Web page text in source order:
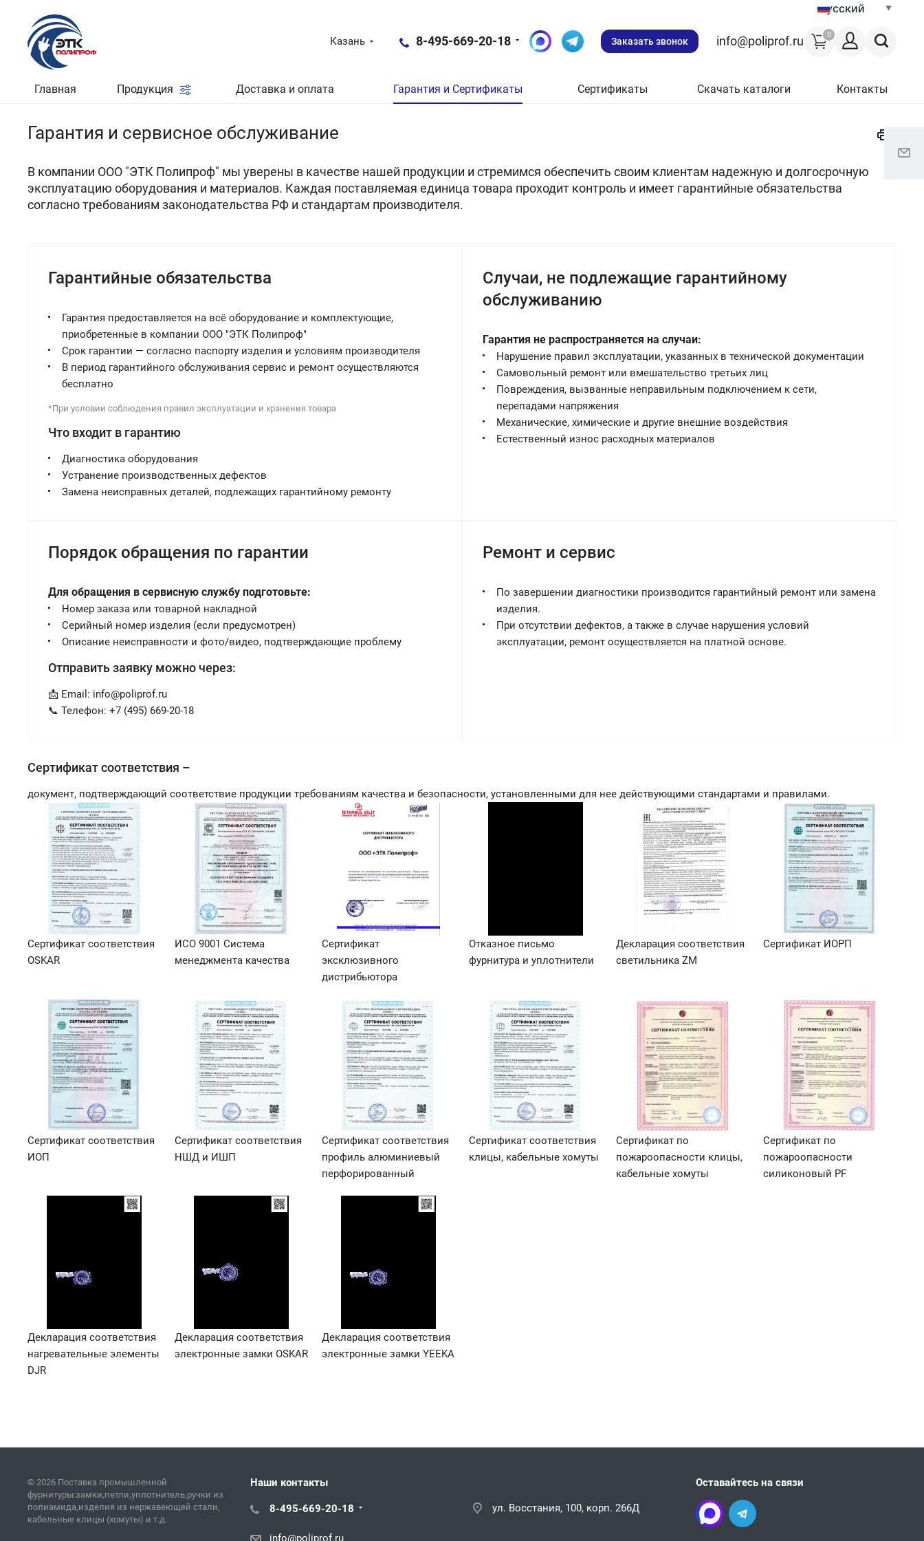
Русский
0
Казань 8-495-669-20-18 Заказать звонок info@poliprof.ru
Главная Продукция Доставка и оплата Гарантия и Сертификаты Сертификаты Скачать каталоги Контакты
Гарантия и сервисное обслуживание
В компании ООО "ЭТК Полипроф" мы уверены в качестве нашей продукции и стремимся обеспечить своим клиентам надежную и долгосрочную
эксплуатацию оборудования и материалов. Каждая поставляемая единица товара проходит контроль и имеет гарантийные обязательства
согласно требованиям законодательства РФ и стандартам производителя.
Гарантийные обязательства
Гарантия предоставляется на всё оборудование и комплектующие,
приобретенные в компании ООО "ЭТК Полипроф"
Срок гарантии — согласно паспорту изделия и условиям производителя
В период гарантийного обслуживания сервис и ремонт осуществляются
бесплатно
*При условии соблюдения правил эксплуатации и хранения товара
Что входит в гарантию
Диагностика оборудования
Устранение производственных дефектов
Замена неисправных деталей, подлежащих гарантийному ремонту
Случаи, не подлежащие гарантийному
обслуживанию
Гарантия не распространяется на случаи:
Нарушение правил эксплуатации, указанных в технической документации
Самовольный ремонт или вмешательство третьих лиц
Повреждения, вызванные неправильным подключением к сети,
перепадами напряжения
Механические, химические и другие внешние воздействия
Естественный износ расходных материалов
Порядок обращения по гарантии
Для обращения в сервисную службу подготовьте:
Номер заказа или товарной накладной
Серийный номер изделия (если предусмотрен)
Описание неисправности и фото/видео, подтверждающие проблему
Отправить заявку можно через:
📩 Email: info@poliprof.ru
📞 Телефон: +7 (495) 669-20-18
Ремонт и сервис
По завершении диагностики производится гарантийный ремонт или замена
изделия.
При отсутствии дефектов, а также в случае нарушения условий
эксплуатации, ремонт осуществляется на платной основе.
Сертификат соответствия –
документ, подтверждающий соответствие продукции требованиям качества и безопасности, установленными для нее действующими стандартами и правилами.
Сертификат соответствия
OSKAR
ИСО 9001 Система
менеджмента качества
Сертификат
эксклюзивного
дистрибьютора
Отказное письмо
фурнитура и уплотнители
Декларация соответствия
светильника ZM
Сертификат ИОРП
Сертификат соответствия
ИОП
Сертификат соответствия
НШД и ИШП
Сертификат соответствия
профиль алюминиевый
перфорированный
Сертификат соответствия
клицы, кабельные хомуты
Сертификат по
пожароопасности клицы,
кабельные хомуты
Сертификат по
пожароопасности
силиконовый PF
Декларация соответствия
нагревательные элементы
DJR
Декларация соответствия
электронные замки OSKAR
Декларация соответствия
электронные замки YEEKA
© 2026 Поставка промышленной
фурнитуры:замки,петли,уплотнитель,ручки из
полиамида,изделия из нержавеющей стали,
кабельные клицы (хомуты) и т.д.
Наши контакты
8-495-669-20-18
info@poliprof.ru
ул. Восстания, 100, корп. 266Д
Оставайтесь на связи